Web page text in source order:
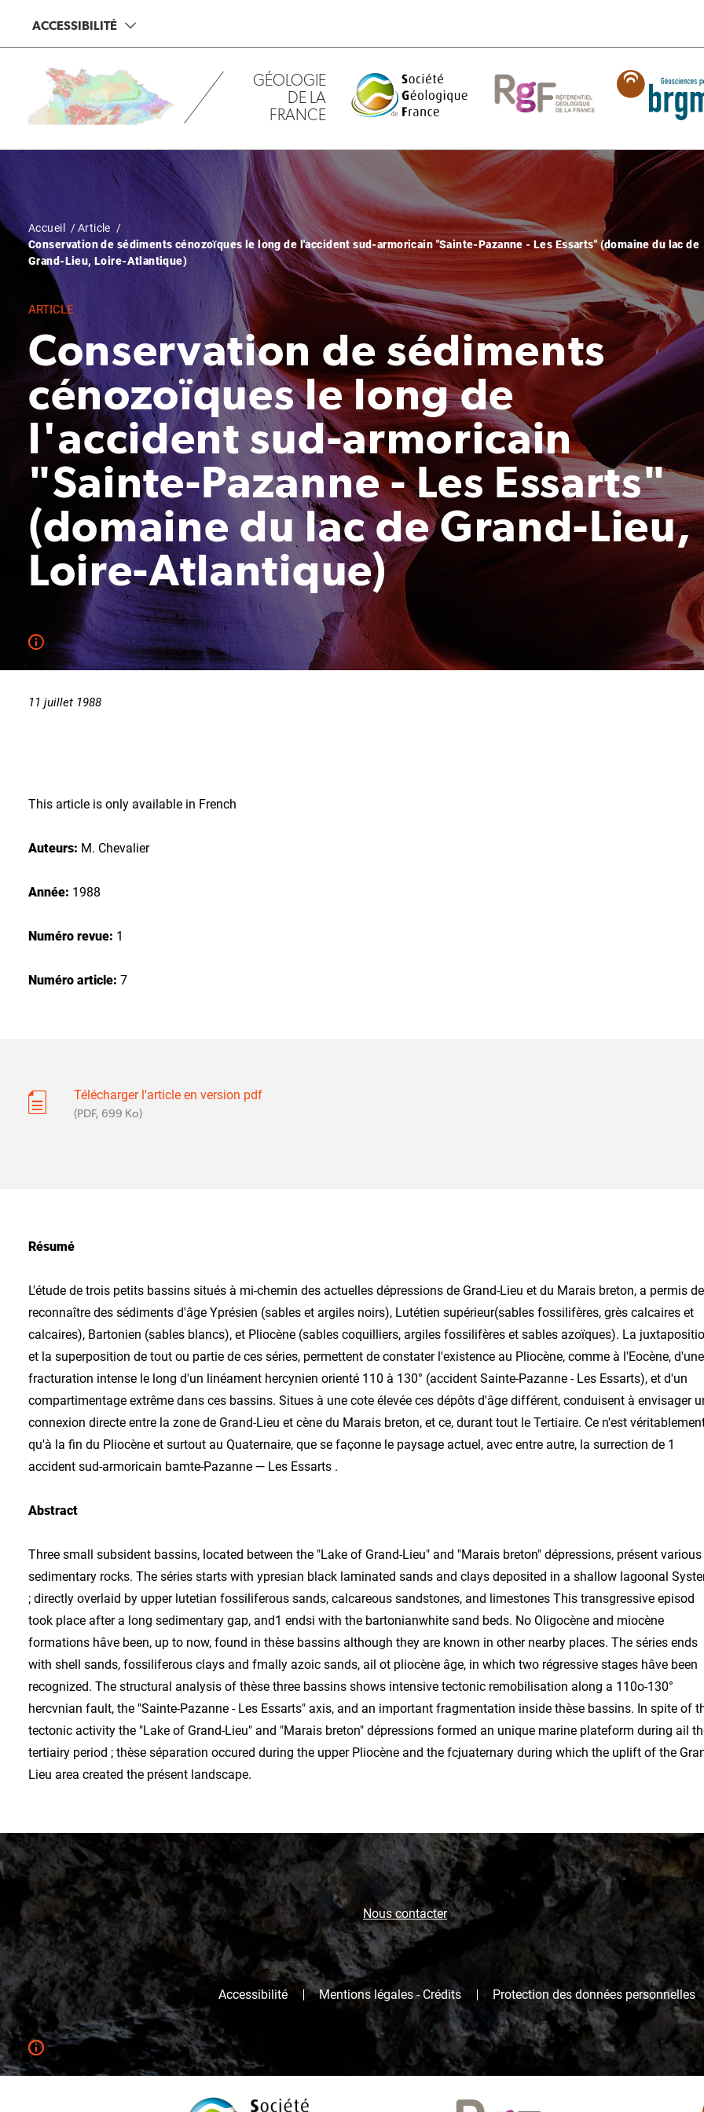
contenu
ACCESSIBILITÉ
GÉOLOGIE
DE LA
FRANCE
Fil
d'Ariane
Accueil
Article
Conservation de sédiments cénozoïques le long de l'accident sud-armoricain "Sainte-Pazanne - Les Essarts" (domaine du lac de
Grand-Lieu, Loire-Atlantique)
ARTICLE
Conservation de sédiments
cénozoïques le long de
l'accident sud-armoricain
"Sainte-Pazanne - Les Essarts"
(domaine du lac de Grand-Lieu,
Loire-Atlantique)
11 juillet 1988
This article is only available in French
Auteurs: M. Chevalier
Année: 1988
Numéro revue: 1
Numéro article: 7
Télécharger l'article en version pdf
(PDF, 699 Ko)
Résumé
L'étude de trois petits bassins situés à mi-chemin des actuelles dépressions de Grand-Lieu et du Marais breton, a permis de
reconnaître des sédiments d'âge Yprésien (sables et argiles noirs), Lutétien supérieur(sables fossilifères, grès calcaires et
calcaires), Bartonien (sables blancs), et Pliocène (sables coquilliers, argiles fossilifères et sables azoïques). La
et la superposition de tout ou partie de ces séries, permettent de constater l'existence au Pliocène, comme à l'Eocène, d'une
fracturation intense le long d'un linéament hercynien orienté 110 à 130° (accident Sainte-Pazanne - Les Essarts), et d'un
compartimentage extrême dans ces bassins. Situes à une cote élevée ces dépôts d'âge différent, conduisent à envisager
connexion directe entre la zone de Grand-Lieu et cène du Marais breton, et ce, durant tout le Tertiaire. Ce n'est
qu'à la fin du Pliocène et surtout au Quaternaire, que se façonne le paysage actuel, avec entre autre, la surrection de 1
accident sud-armoricain bamte-Pazanne — Les Essarts .
Abstract
Three small subsident bassins, located between the "Lake of Grand-Lieu" and "Marais breton" dépressions, présent various
sedimentary rocks. The séries starts with ypresian black laminated sands and clays deposited in a shallow lagoonal
; directly overlaid by upper lutetian fossiliferous sands, calcareous sandstones, and limestones This transgressive episod
took place after a long sedimentary gap, and1 endsi with the bartonianwhite sand beds. No Oligocène and miocène
formations hâve been, up to now, found in thèse bassins although they are known in other nearby places. The séries ends
with shell sands, fossiliferous clays and fmally azoic sands, ail ot pliocène âge, in which two régressive stages hâve been
recognized. The structural analysis of thèse three bassins shows intensive tectonic remobilisation along a 110o-130°
hercvnian fault, the "Sainte-Pazanne - Les Essarts" axis, and an important fragmentation inside thèse bassins. In spite of
tectonic activity the "Lake of Grand-Lieu" and "Marais breton" dépressions formed an unique marine plateform during ail
tertiairy period ; thèse séparation occured during the upper Pliocène and the fcjuaternary during which the uplift of the
Lieu area created the présent landscape.
Nous contacter
Accessibilité Mentions légales - Crédits Protection des données personnelles